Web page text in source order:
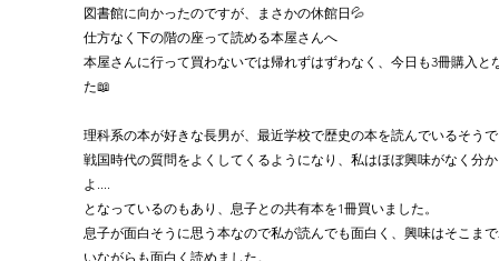
図書館に向かったのですが、まさかの休館日💦
仕方なく下の階の座って読める本屋さんへ
本屋さんに行って買わないでは帰れずはずわなく、今日も3冊購入と
た📖
理科系の本が好きな長男が、最近学校で歴史の本を読んでいるそうで
戦国時代の質問をよくしてくるようになり、私はほぼ興味がなく分
よ....
となっているのもあり、息子との共有本を1冊買いました。
息子が面白そうに思う本なので私が読んでも面白く、興味はそこま
いながらも面白く読めました。